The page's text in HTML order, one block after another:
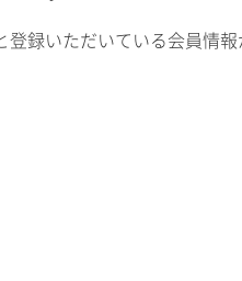
録いただいている会員情